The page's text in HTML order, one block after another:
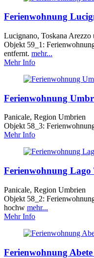
Ferienwohnung
Lucignano, Toskana Arezzo
Objekt 59_1:
entfernt. mehr...
Mehr Info
Ferienwohnung
Panicale, Region Umbrien
Objekt 58_3:
Mehr Info
Ferienwohnung Lago
Panicale, Region Umbrien
Objekt 58_2:
hochw mehr...
Mehr Info
Ferienwohnung